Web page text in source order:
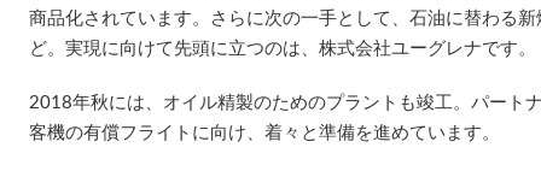
商品化されています。さらに次の一手として、石油に替わる
ど。実現に向けて先頭に立つのは、株式会社ユーグレナです。
2018年秋には、オイル精製のためのプラントも竣工。パート
客機の有償フライトに向け、着々と準備を進めています。